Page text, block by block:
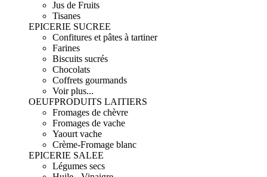
Jus de Fruits
Tisanes
EPICERIE SUCREE
Confitures et pâtes à tartiner
Farines
Biscuits sucrés
Chocolats
Coffrets gourmands
Voir plus...
OEUFPRODUITS LAITIERS
Fromages de chèvre
Fromages de vache
Yaourt vache
Crème-Fromage blanc
EPICERIE SALEE
Légumes secs